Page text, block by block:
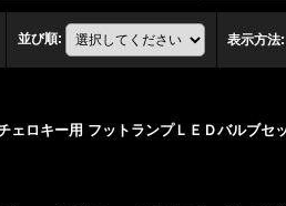
並び順: 表示方法:
ェロキー用 フットランプＬＥＤバルブセ